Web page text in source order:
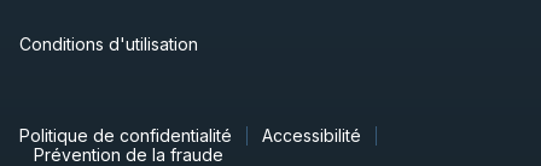
Conditions d'utilisation
Politique de confidentialité
Accessibilité
Prévention de la fraude